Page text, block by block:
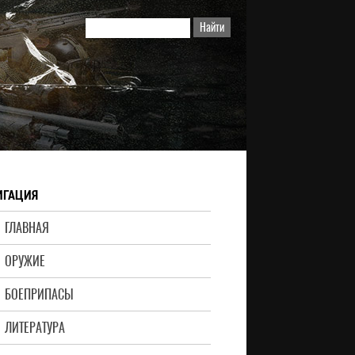
ГЛАВНАЯ
ОРУЖИЕ
БОЕПРИПАСЫ
ЛИТЕРАТУРА